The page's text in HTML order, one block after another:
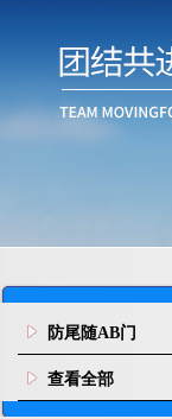
防尾随AB门
查看全部